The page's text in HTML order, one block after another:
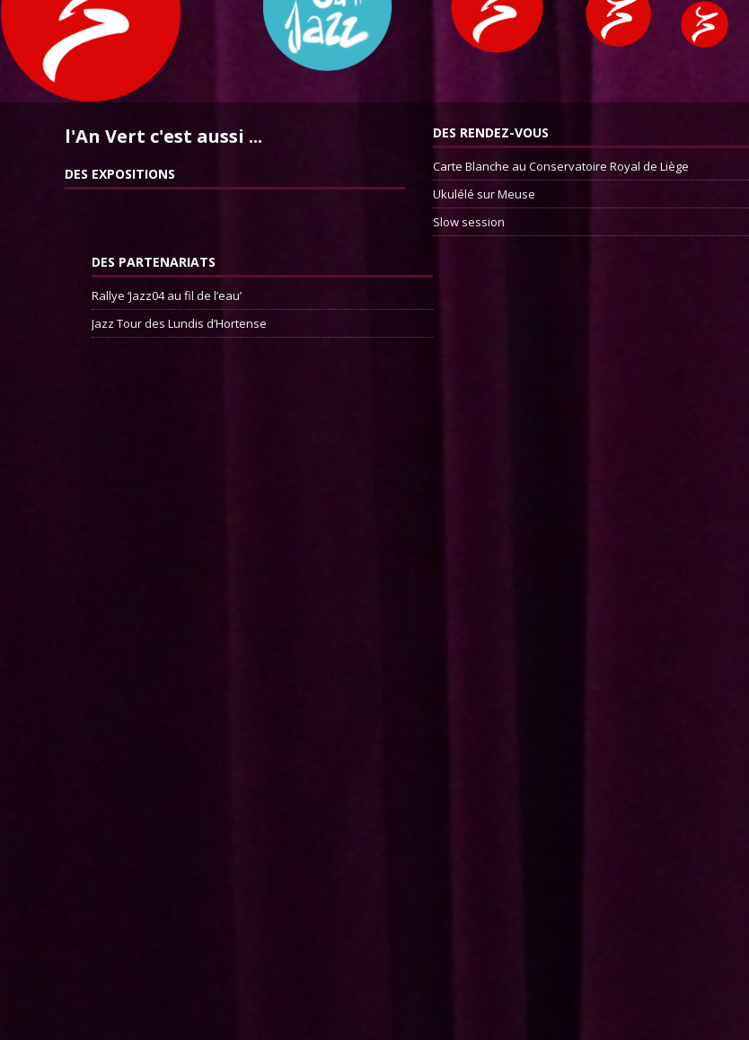
l'An Vert c'est aussi ...
DES EXPOSITIONS
DES RENDEZ-VOUS
Carte Blanche au Conservatoire Royal de Liège
Ukulélé sur Meuse
Slow session
DES PARTENARIATS
Rallye ‘Jazz04 au fil de l’eau’
Jazz Tour des Lundis d’Hortense